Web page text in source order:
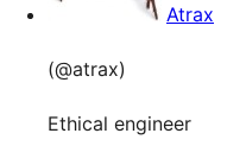
Atrax
(@atrax)
Ethical engineer